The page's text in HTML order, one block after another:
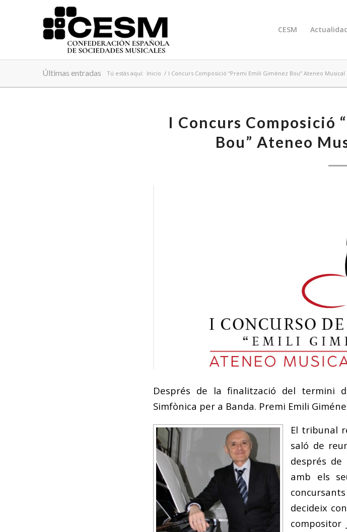
CESM
Últimas entradas Tú estás aquí: Inicio / I Concurs Composició “Premi Emili Giménez Bou” Ateneo Musical
I Concurs Composició
Bou” Ateneo
Després de la finalització del termini
Simfònica per a Banda. Premi Emili
El tribunal
saló de
després
amb els
decideix
compositor